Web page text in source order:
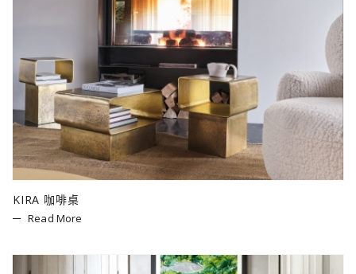
KIRA 咖啡桌
Read More